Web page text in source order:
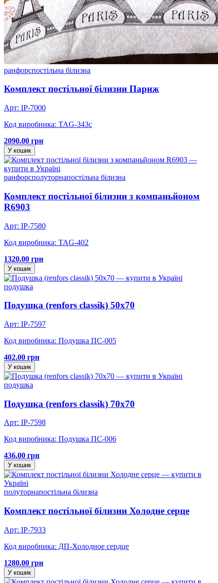
ранфорспостільна білизна
Комплект постільної білизни Париж
Арт: IP-7000
Код виробника: TAG-343c
2090.00 грн
У кошик
ранфорсполуторнапостільна білизна
Комплект постільної білизни з компаньйоном
R6903
Арт: IP-7580
Код виробника: TAG-402
1320.00 грн
У кошик
подушка
Подушка (renfors classik) 50х70
Арт: IP-7597
Код виробника: Подушка ПС-005
402.00 грн
У кошик
подушка
Подушка (renfors classik) 70х70
Арт: IP-7598
Код виробника: Подушка ПС-006
436.00 грн
У кошик
полуторнапостільна білизна
Комплект постільної білизни Холодне серце
Арт: IP-7933
Код виробника: ДП-Холодное сердце
1280.00 грн
У кошик